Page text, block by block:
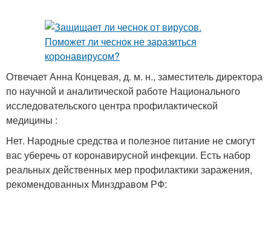
Отвечает Анна Концевая, д. м. н., заместитель директора
по научной и аналитической работе Национального
исследовательского центра профилактической
медицины :
Нет. Народные средства и полезное питание не смогут
вас уберечь от коронавирусной инфекции. Есть набор
реальных действенных мер профилактики заражения,
рекомендованных Минздравом РФ: